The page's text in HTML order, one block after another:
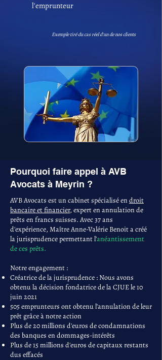
l'emprunteur
Exemple tiré du cas réel d'un de nos clients
Pourquoi faire appel à AVB
Avocats à Meyrin ?
AVB Avocats est un cabinet spécialisé endroit
bancaire et financier, expert en annulation de
prêts en francs suisses. Avec 37 ans
d'expérience, Maître Anne-Valérie Benoit a créé
la jurisprudence permettant l'anéantissement
de ces prêts.
Notre engagement :
Créatrice de la jurisprudence : Nous avons
obtenu la décision fondatrice de la CJUE le 10
juin 2021
505 emprunteurs ont obtenu l'annulation de leur
prêt grâce à notre action
Plus de 20 millions d'euros de condamnations
des banques en dommages-intérêts
Plus de 15 millions d'euros de capitaux restants
dus effacés